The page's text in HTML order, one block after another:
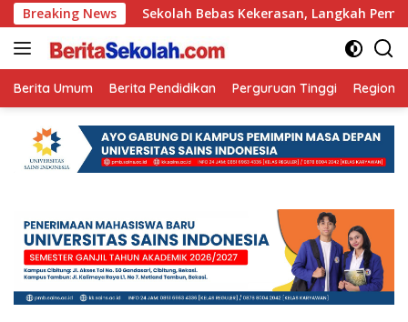
Langsung
ke
konten
Breaking NewsSekolah Bebas Kekerasan, Langkah Pemkot
Berita Umum Berita Pendidikan Perguruan Tinggi Regional